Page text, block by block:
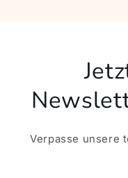
Verpasse unsere